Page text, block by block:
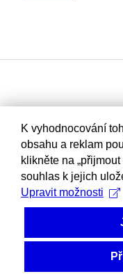
K vyhodnocování
obsahu a reklam
klikněte na
souhlas k jejich
Upravit možnosti